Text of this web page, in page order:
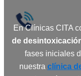
En Clínicas CITA
de
fases iniciales
nuestra clínica